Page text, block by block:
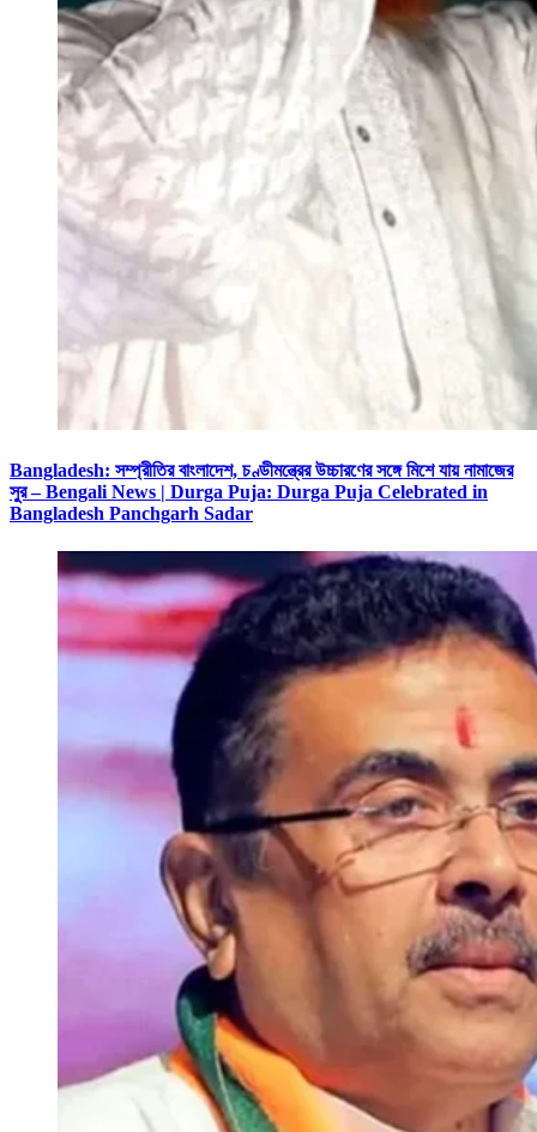
Bangladesh: সম্প্রীতির বাংলাদেশ, চণ্ডীমন্ত্রের উচ্চারণের সঙ্গে মিশে যায় নামাজের
সুর – Bengali News | Durga Puja: Durga Puja Celebrated in
Bangladesh Panchgarh Sadar